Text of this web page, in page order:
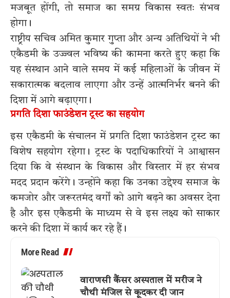
मजबूत होंगी, तो समाज का समग्र विकास स्वतः संभव
होगा।
राष्ट्रीय सचिव अमित कुमार गुप्ता और अन्य अतिथियों ने भी
एकैडमी के उज्ज्वल भविष्य की कामना करते हुए कहा कि
यह संस्थान आने वाले समय में कई महिलाओं के जीवन में
सकारात्मक बदलाव लाएगा और उन्हें आत्मनिर्भर बनने की
दिशा में आगे बढ़ाएगा।
प्रगति दिशा फाउंडेशन ट्रस्ट का सहयोग
इस एकैडमी के संचालन में प्रगति दिशा फाउंडेशन ट्रस्ट का
विशेष सहयोग रहेगा। ट्रस्ट के पदाधिकारियों ने आश्वासन
दिया कि वे संस्थान के विकास और विस्तार में हर संभव
मदद प्रदान करेंगे। उन्होंने कहा कि उनका उद्देश्य समाज के
कमजोर और जरूरतमंद वर्गों को आगे बढ़ने का अवसर देना
है और इस एकैडमी के माध्यम से वे इस लक्ष्य को साकार
करने की दिशा में कार्य कर रहे हैं।
More Read
वाराणसी कैंसर अस्पताल में मरीज ने
चौथी मंजिल से कूदकर दी जान